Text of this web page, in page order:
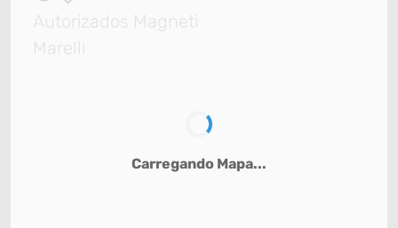
Autorizados Magneti
Marelli
Carregando Mapa...